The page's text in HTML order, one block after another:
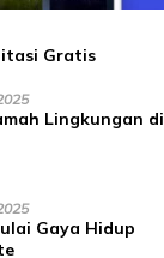
Gratis
Lingkungan di
Gaya Hidup